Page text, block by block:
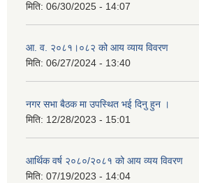
मिति: 06/30/2025 - 14:07
आ. व. २०८१।०८२ को आय व्याय विवरण
मिति: 06/27/2024 - 13:40
नगर सभा बैठक मा उपस्थित भई दिनु हुन ।
मिति: 12/28/2023 - 15:01
आर्थिक वर्ष २०८०/२०८१ को आय व्यय विवरण
मिति: 07/19/2023 - 14:04